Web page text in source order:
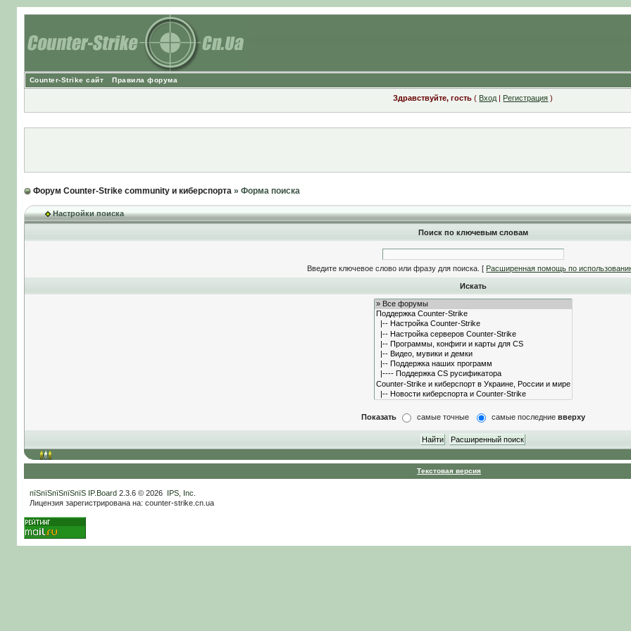
Counter-Strike сайт Правила форума
Здравствуйте, гость ( Вход | Регистрация )
Форум Counter-Strike community и киберспорта» Форма поиска
Настройки поиска
Поиск по ключевым словам
Введите ключевое слово или фразу для поиска. [ Расширенная помощь по
Искать
Показать самые точные самые последние вверху
Текстовая версия
пїЅпїЅпїЅпїЅпїЅ IP.Board2.3.6 © 2026 IPS, Inc
Лицензия зарегистрирована на: counter-strike.cn.ua